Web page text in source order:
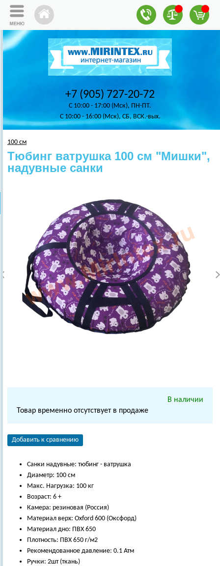
+7 (905) 727-20-72
C 10:00 - 17:00 (Мск), ПН-ПТ.
C 10:00 - 16:00 (Мск), СБ, ВСК.-вых.
100 см
Тюбинг ватрушка 100 см "Мишки",
надувные санки
В наличии
Товар временно отсутствует в продаже
Добавить к сравнению
Санки надувные: тюбинг - ватрушка
Диаметр: 100 см
Макс. Нагрузка: 100 кг
Возраст: 6 +
Камера: резиновая (Россия)
Материал верх: Oxford 600 (Оксфорд)
Материал дно: ПВХ 650
Плотность: ПВХ 650 г/м2
Рекомендованное давление: 0.1 Атм
Ручки: 2шт (ткань)